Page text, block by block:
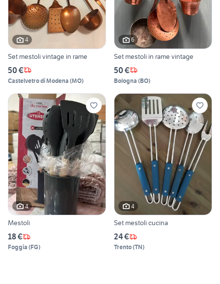
4
Set mestoli vintage in rame
50 €
Castelvetro di Modena (MO)
6
Set mestoli in rame vintage
50 €
Bologna (BO)
4
Mestoli
18 €
Foggia (FG)
4
Set mestoli cucina
24 €
Trento(TN)